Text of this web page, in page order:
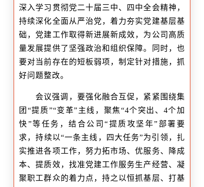
深入学习贯彻党二十届三中、四中全会精神，
持续深化全面从严治党，着力夯实党建基层基
础，党建工作取得新进展新成效，为公司高质
量发展提供了坚强政治和组织保障。同时，也
要对当前存在的短板弱项，制定针对措施，抓
好问题整改。
会议强调，要强化融合互促，紧紧围绕集
团“提质”“变革”主线，聚焦“4个突出、4个加
快”等任务，结合公司“提质攻坚年”部署要
求，持续以“一条主线，四大任务”为引领，扎
实推进各项工作，努力拓市场、优服务、降成
本、提质效，找准党建工作服务生产经营、凝
聚职工群众的着力点，持之以恒抓基层、打基